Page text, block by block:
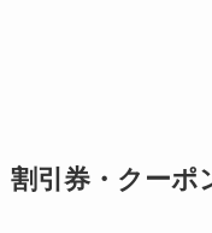
割引券・クーポ